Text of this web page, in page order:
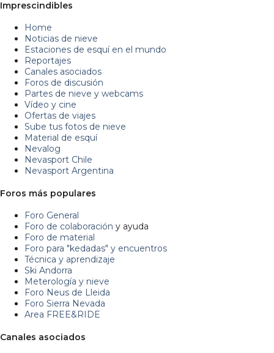
Imprescindibles
Home
Noticias de nieve
Estaciones de esquí en el mundo
Reportajes
Canales asociados
Foros de discusión
Partes de nieve y webcams
Vídeo y cine
Ofertas de viajes
Sube tus fotos de nieve
Material de esquí
Nevalog
Nevasport Chile
Nevasport Argentina
Foros más populares
Foro General
Foro de colaboración y ayuda
Foro de material
Foro para "kedadas" y encuentros
Técnica y aprendizaje
Ski Andorra
Meterología y nieve
Foro Neus de Lleida
Foro Sierra Nevada
Area FREE&RIDE
Canales asociados